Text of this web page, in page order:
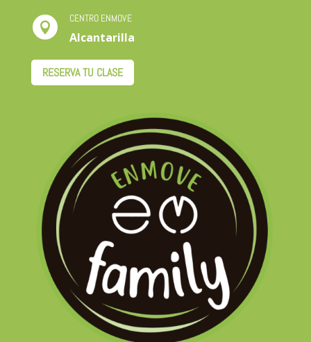

CENTRO ENMOVE
Alcantarilla
RESERVA TU CLASE